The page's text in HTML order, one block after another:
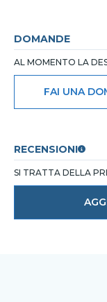
DOMANDE
AL MOMENTO LA
FAI UNA
RECENSIONI
SI TRATTA DELLA